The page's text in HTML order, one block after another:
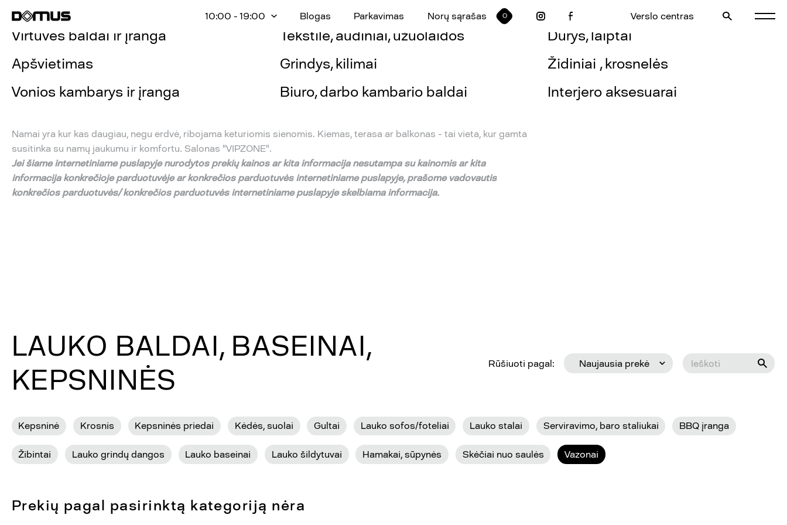
10:00 - 19:00 Blogas Parkavimas Norų sąrašas 0 Verslo centras
Svetainės, miegamojo baldai
Virtuvės baldai ir įranga
Apšvietimas
Vonios kambarys ir įranga
Sienų, lubų apdaila
Tekstilė, audiniai, užuolaidos
Grindys, kilimai
Biuro, darbo kambario baldai
Lauko baldai, baseinai, kepsninės
Durys, laiptai
Židiniai , krosnelės
Interjero aksesuarai
Namai yra kur kas daugiau, negu erdvė, ribojama keturiomis sienomis. Kiemas, terasa ar balkonas - tai vieta, kur gamta
susitinka su namų jaukumu ir komfortu. Salonas "VIPZONE".
Jeišiame internetiniame puslapyje nurodytos prekiųkainos ar kita informacija nesutampa sukainomis ar kita
informacija konkrečioje parduotuvėje ar konkrečios parduotuvės internetiniame puslapyje, prašome vadovautis
konkrečios parduotuvės/ konkrečios parduotuvės internetiniame puslapyje skelbiama informacija.
LAUKO BALDAI, BASEINAI,
KEPSNINĖS
Rūšiuoti pagal: Naujausia prekė
Kepsninė Krosnis Kepsninės priedai Kėdės, suolai Gultai Lauko sofos/foteliai Lauko stalai Serviravimo, baro staliukai BBQ įranga
Žibintai Lauko grindų dangos Lauko baseinai Lauko šildytuvai Hamakai, sūpynės Skėčiai nuo saulės Vazonai
Prekių pagal pasirinktą kategoriją nėra